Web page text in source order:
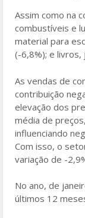
Assim como na
combustíveis e
material para
(-6,8%); e
As vendas de
contribuição
elevação dos
média de
influenciando
Com isso, o
variação de -
No ano, de
últimos 12